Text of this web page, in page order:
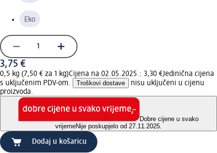
Eko
3,75 €
0,5 kg (7,50 € za 1 kg)Cijena na 02.05.2025.: 3,30 €Jedinična cijena
s uključenim PDV-om.
Troškovi dostave
nisu uključeni u cijenu
proizvoda.
Dobre cijene u svako
vrijemeNije poskupjelo od 27.11.2025.
Dodaj u košaricu